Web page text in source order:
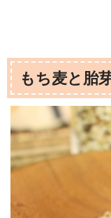
もち麦と胎